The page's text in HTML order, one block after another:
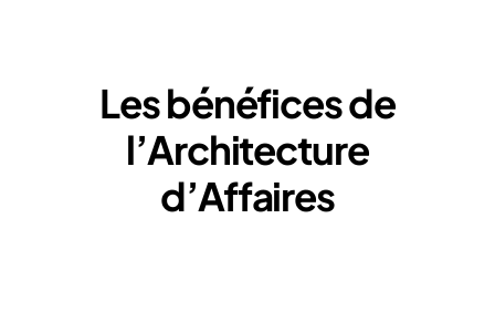
Les bénéfices de
l’Architecture
d’Affaires